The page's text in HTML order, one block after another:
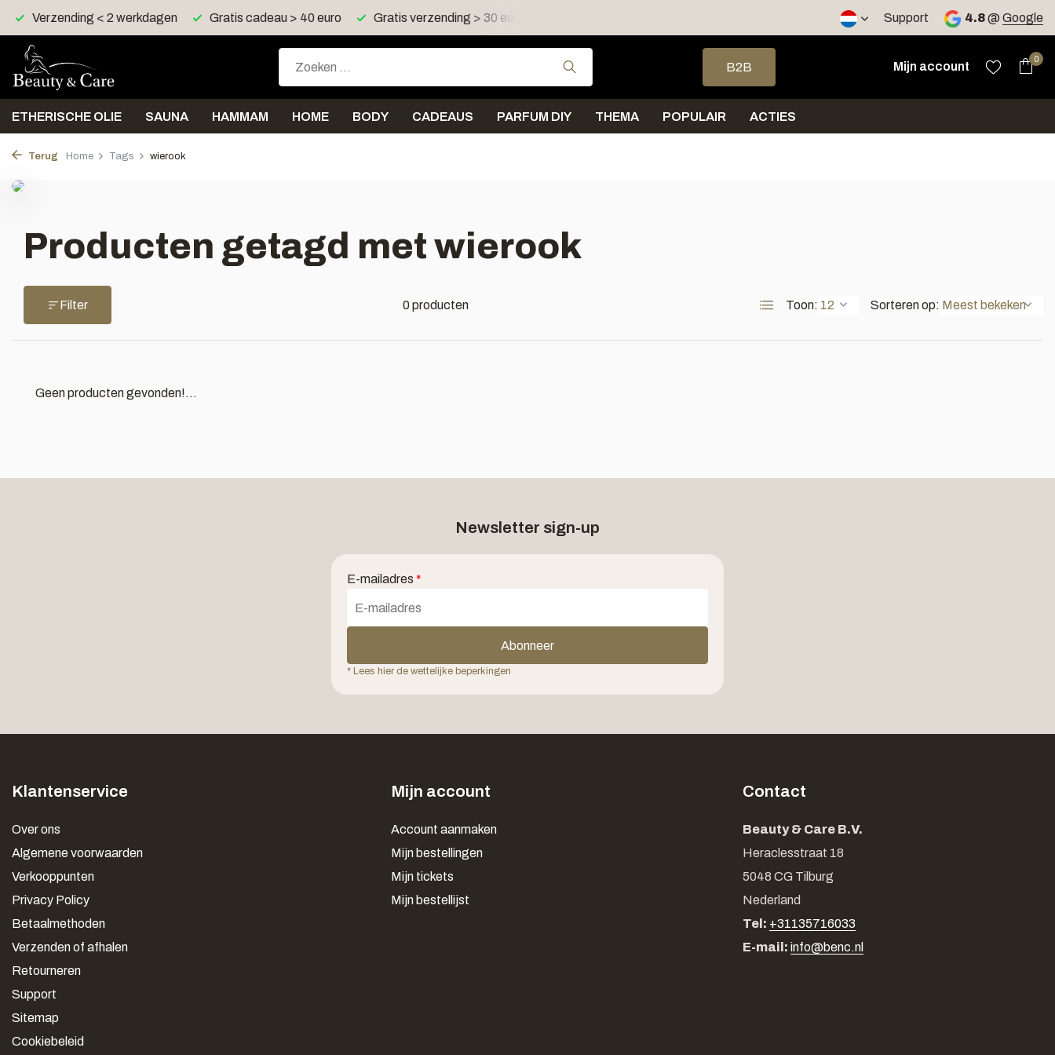
Verzending < 2 werkdagen Gratis cadeau > 40 euro Gratis verzending > 30 euro in NL en BE Support 4.8@ Google
Gebruik de pijltjes op en neer om een beschikbaar resultaat te selecteren. Druk
B2B
Mijn account
0
ETHERISCHE OLIE SAUNA HAMMAM HOME BODY CADEAUS PARFUM DIY THEMA POPULAIR ACTIES
Terug Home Tags wierook
Producten getagd met wierook
Filter 0 producten Toon: Sorteren op:
Geen producten gevonden!...
Newsletter sign-up
E-mailadres *
Abonneer
* Lees hier de wettelijke beperkingen
Klantenservice
Over ons
Algemene voorwaarden
Verkooppunten
Privacy Policy
Betaalmethoden
Verzenden of afhalen
Retourneren
Support
Sitemap
Cookiebeleid
Mijn account
Account aanmaken
Mijn bestellingen
Mijn tickets
Mijn bestellijst
Contact
Beauty & Care B.V.
Heraclesstraat 18
5048 CG Tilburg
Nederland
Tel: +31135716033
E-mail: info@benc.nl